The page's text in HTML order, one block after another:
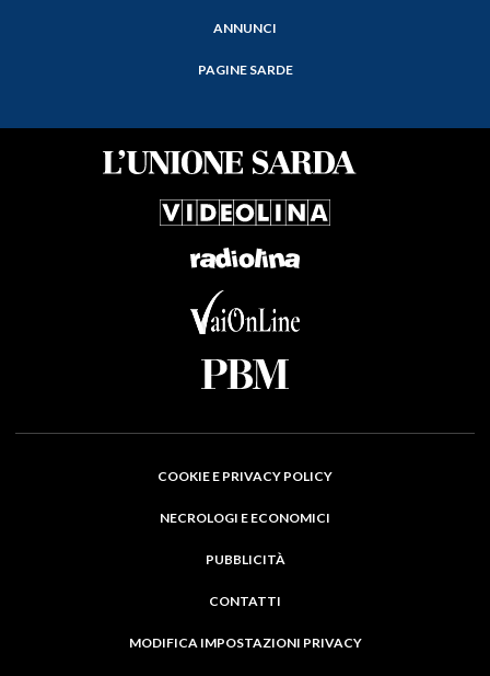
ANNUNCI
PAGINE SARDE
COOKIE E PRIVACY POLICY
NECROLOGI E ECONOMICI
PUBBLICITÀ
CONTATTI
MODIFICA IMPOSTAZIONI PRIVACY